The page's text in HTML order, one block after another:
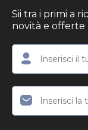
Sii tra i primi a
novità e offerte